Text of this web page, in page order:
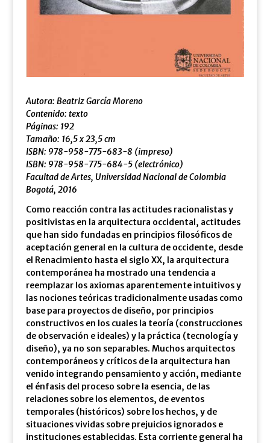
Autora: Beatriz García Moreno
Contenido: texto
Páginas: 192
Tamaño: 16,5 x 23,5 cm
ISBN: 978-958-775-683-8 (impreso)
ISBN: 978-958-775-684-5 (electrónico)
Facultad de Artes, Universidad Nacional de Colombia
Bogotá, 2016
Como reacción contra las actitudes racionalistas y
positivistas en la arquitectura occidental, actitudes
que han sido fundadas en principios filosóficos de
aceptación general en la cultura de occidente, desde
el Renacimiento hasta el siglo XX, la arquitectura
contemporánea ha mostrado una tendencia a
reemplazar los axiomas aparentemente intuitivos y
las nociones teóricas tradicionalmente usadas como
base para proyectos de diseño, por principios
constructivos en los cuales la teoría (construcciones
de observación e ideales) y la práctica (tecnología y
diseño), ya no son separables. Muchos arquitectos
contemporáneos y críticos de la arquitectura han
venido integrando pensamiento y acción, mediante
el énfasis del proceso sobre la esencia, de las
relaciones sobre los elementos, de eventos
temporales (históricos) sobre los hechos, y de
situaciones vividas sobre prejuicios ignorados e
instituciones establecidas. Esta corriente general ha